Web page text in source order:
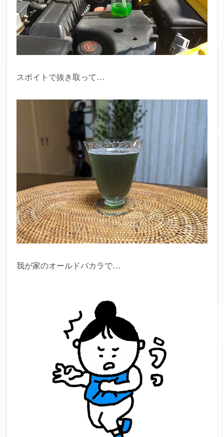
スポイトで抜き取って…
我が家のオールドバカラで…